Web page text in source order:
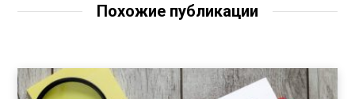
Похожие публикации